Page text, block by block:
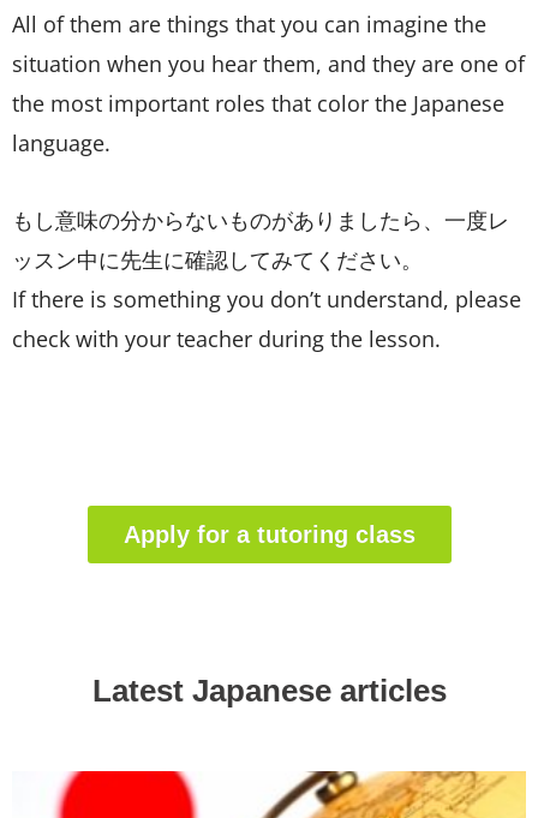
All of them are things that you can imagine the
situation when you hear them, and they are one of
the most important roles that color the Japanese
language.
もし意味の分からないものがありましたら、一度レ
ッスン中に先生に確認してみてください。
If there is something you don’t understand, please
check with your teacher during the lesson.
Apply for a tutoring class
Latest Japanese articles​